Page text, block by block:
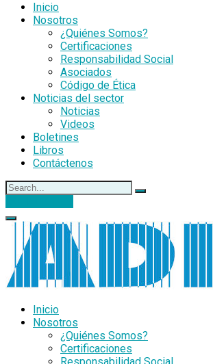
Inicio
Nosotros
¿Quiénes Somos?
Certificaciones
Responsabilidad Social
Asociados
Código de Ética
Noticias del sector
Noticias
Videos
Boletines
Libros
Contáctenos
Inicio
Nosotros
¿Quiénes Somos?
Certificaciones